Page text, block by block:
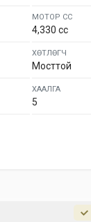
МОТОР СС
4,330 cc
ХӨТЛӨГЧ
Мосттой
ХААЛГА
5